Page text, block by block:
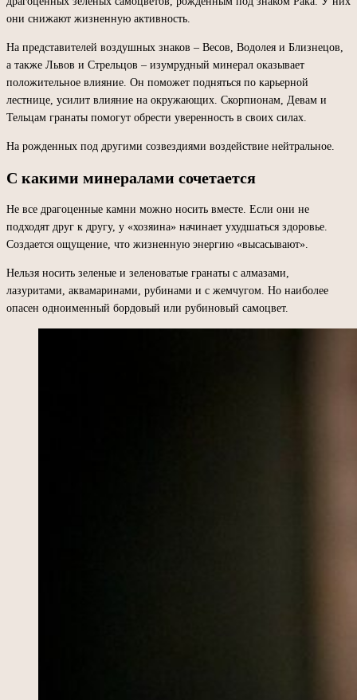
они снижают жизненную активность.
На представителей воздушных знаков – Весов, Водолея и Близнецов,
а также Львов и Стрельцов – изумрудный минерал оказывает
положительное влияние. Он поможет подняться по карьерной
лестнице, усилит влияние на окружающих. Скорпионам, Девам и
Тельцам гранаты помогут обрести уверенность в своих силах.
На рожденных под другими созвездиями воздействие нейтральное.
С какими минералами сочетается
Не все драгоценные камни можно носить вместе. Если они не
подходят друг к другу, у «хозяина» начинает ухудшаться здоровье.
Создается ощущение, что жизненную энергию «высасывают».
Нельзя носить зеленые и зеленоватые гранаты с алмазами,
лазуритами, аквамаринами, рубинами и с жемчугом. Но наиболее
опасен одноименный бордовый или рубиновый самоцвет.